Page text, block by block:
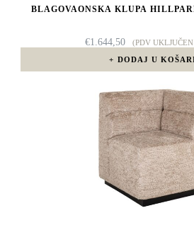
BLAGOVAONSKA KLUPA
€1.644,50
(PDV
DODAJ U